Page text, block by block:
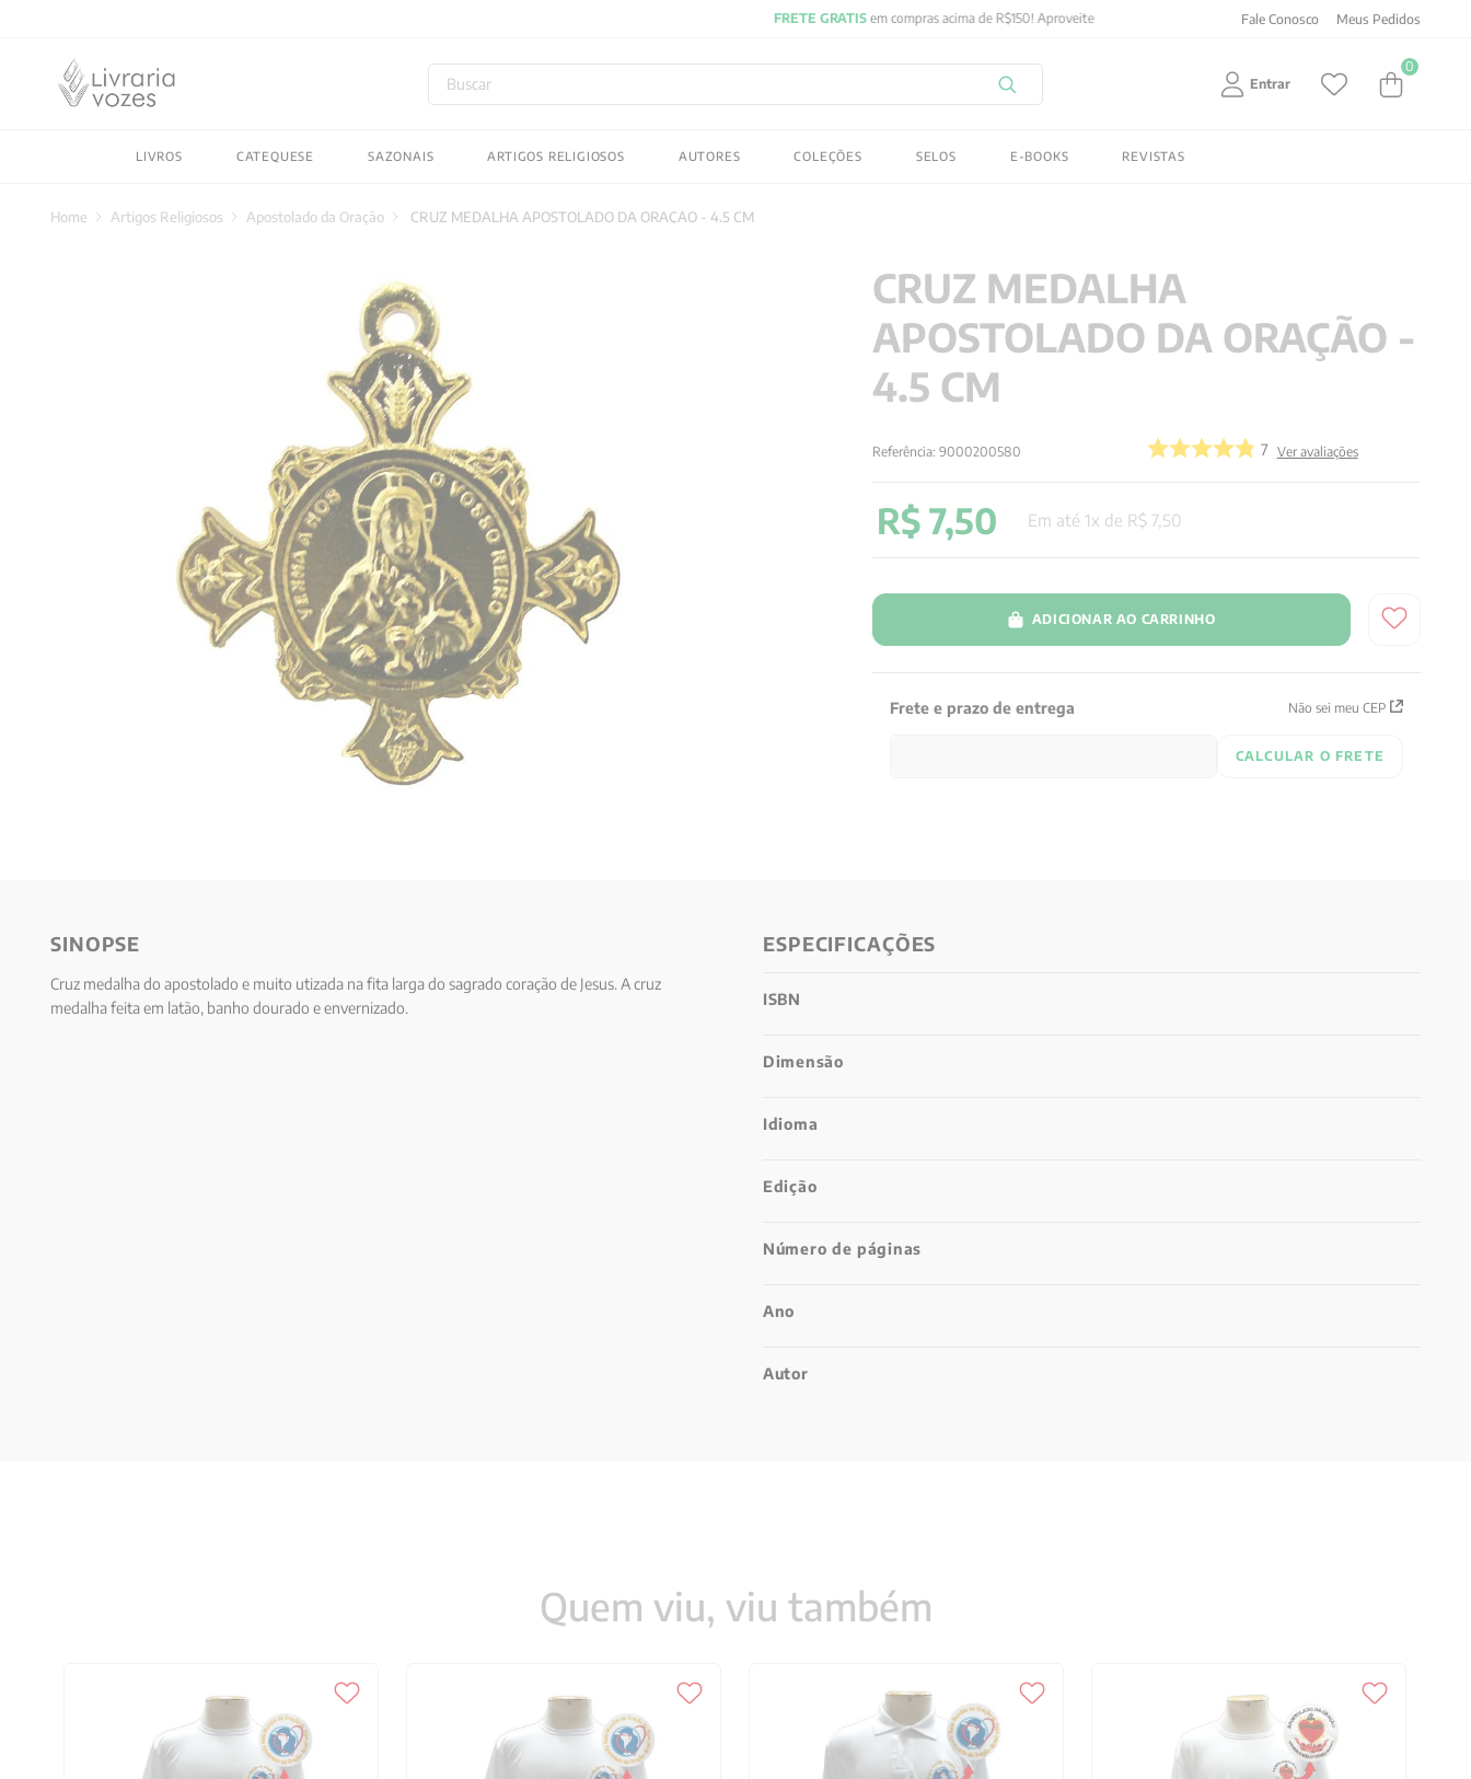
em compras acima de R$150! Aproveite Fale Conosco Meus Pedidos
Buscar
Entrar
0
LIVROS CATEQUESE SAZONAIS ARTIGOS RELIGIOSOS AUTORES COLEÇÕES SELOS E-BOOKS REVISTAS
Artigos Religiosos Apostolado da Oração CRUZ MEDALHA APOSTOLADO DA ORAÇÃO - 4.5 CM
CRUZ MEDALHA
APOSTOLADO DA ORAÇÃO -
4.5 CM
Referência:9000200580 7 Ver avaliações
R$ 7,50 Em até1x de R$ 7, 50
ADICIONAR AO CARRINHO
Frete e prazo de entrega Não sei meu CEP
CALCULAR O FRETE
SINOPSE
Cruz medalha do apostolado e muito utizada na fita larga do sagrado coração de Jesus. A cruz
medalha feita em latão, banho dourado e envernizado.
ESPECIFICAÇÕES
ISBN
Dimensão
Idioma
Edição
Número de páginas
Ano
Autor
Quem viu, viu também
2027
byung chul han
pré venda
7º biblia
santo agostinho
9º anselm grun
10 verena kast